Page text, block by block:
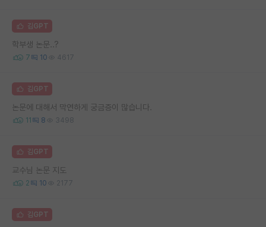
김GPT
학부생 논문..?
7 10 4617
김GPT
논문에 대해서 막연하게 궁금증이 많습니다.
11 8 3498
김GPT
교수님 논문 지도
2 10 2177
김GPT